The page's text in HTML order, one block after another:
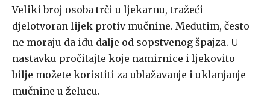
Veliki broj osoba trči u ljekarnu, tražeći
djelotvoran lijek protiv mučnine. Međutim, često
ne moraju da idu dalje od sopstvenog špajza. U
nastavku pročitajte koje namirnice i ljekovito
bilje možete koristiti za ublažavanje i uklanjanje
mučnine u želucu.